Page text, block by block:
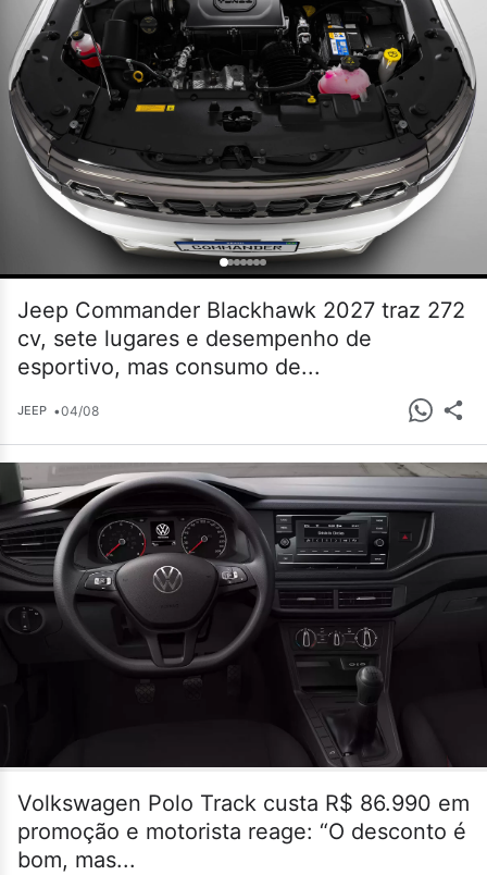
Jeep Commander Blackhawk 2027 traz 272
cv, sete lugares e desempenho de
esportivo, mas consumo de...
JEEP •04/08
Volkswagen Polo Track custa R$ 86.990 em
promoção e motorista reage: “O desconto é
bom, mas...